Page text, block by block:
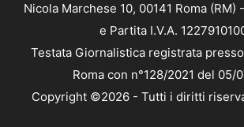
Nicola Marchese 10, 00141 Roma (RM)
e Partita I.V.A.
Testata Giornalistica registrata
Roma con n°128/2021 del 05/
Copyright ©2026 - Tutti i diritti